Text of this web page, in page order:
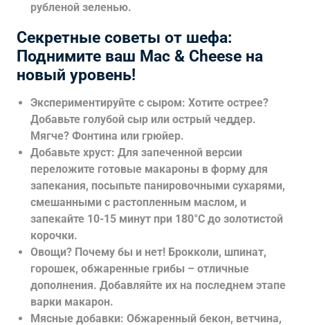
рубленой зеленью.
Секретные советы от шефа:
Поднимите ваш Mac & Cheese на
новый уровень!
Экспериментируйте с сыром: Хотите острее?
Добавьте голубой сыр или острый чеддер.
Мягче? Фонтина или грюйер.
Добавьте хруст: Для запеченной версии
переложите готовые макароны в форму для
запекания, посыпьте панировочными сухарями,
смешанными с растопленным маслом, и
запекайте 10-15 минут при 180°C до золотистой
корочки.
Овощи? Почему бы и нет! Брокколи, шпинат,
горошек, обжаренные грибы – отличные
дополнения. Добавляйте их на последнем этапе
варки макарон.
Мясные добавки: Обжаренный бекон, ветчина,